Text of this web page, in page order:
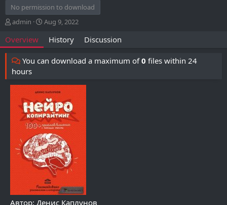
No permission to download
A
t
h
o
r
admin
C
t
n
d
a
t
e
Aug 9, 2022
Overview History Discussion
You can download a maximum of0 files within 24
hours
Автор: Денис Каплунов